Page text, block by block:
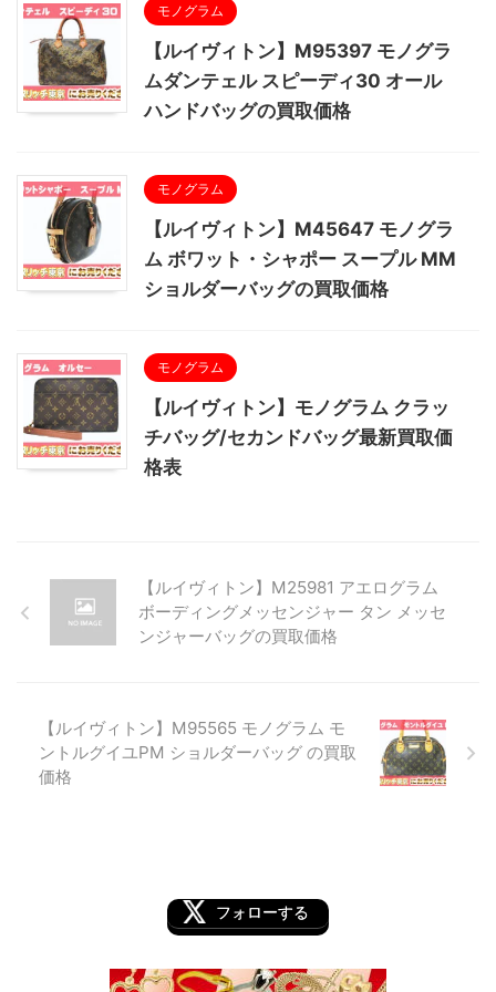
モノグラム
【ルイヴィトン】M95397 モノグラ
ムダンテェル スピーディ30 オール
ハンドバッグの買取価格
モノグラム
【ルイヴィトン】M45647 モノグラ
ム ボワット・シャポー スープル MM
ショルダーバッグの買取価格
モノグラム
【ルイヴィトン】モノグラム クラッ
チバッグ/セカンドバッグ最新買取価
格表
【ルイヴィトン】M25981 アエログラム
ボーディングメッセンジャー タン メッセ
ンジャーバッグの買取価格
【ルイヴィトン】M95565 モノグラム モ
ントルグイユPM ショルダーバッグ の買取
価格
フォローする